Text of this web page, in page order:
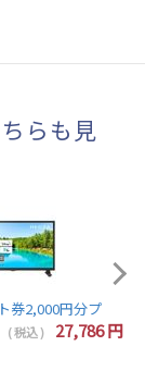
らも見
ザ テレビ 32インチ
( 税込 ) 27,786円